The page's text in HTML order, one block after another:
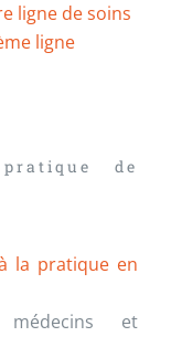
ligne de soins
ligne
de
la pratique en
et